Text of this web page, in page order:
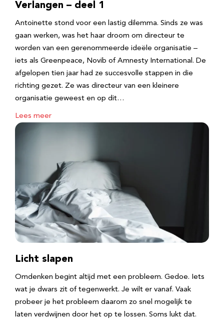
Verlangen – deel 1
Antoinette stond voor een lastig dilemma. Sinds ze was
gaan werken, was het haar droom om directeur te
worden van een gerenommeerde ideële organisatie –
iets als Greenpeace, Novib of Amnesty International. De
afgelopen tien jaar had ze succesvolle stappen in die
richting gezet. Ze was directeur van een kleinere
organisatie geweest en op dit…
Lees meer
Licht slapen
Omdenken begint altijd met een probleem. Gedoe. Iets
wat je dwars zit of tegenwerkt. Je wilt er vanaf. Vaak
probeer je het probleem daarom zo snel mogelijk te
laten verdwijnen door het op te lossen. Soms lukt dat.